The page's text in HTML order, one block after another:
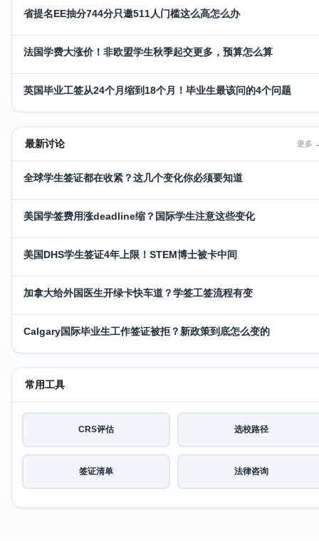
省提名EE抽分744分只邀511人门槛这么高怎么办
法国学费大涨价！非欧盟学生秋季起交更多，预算怎么算
英国毕业工签从24个月缩到18个月！毕业生最该问的4个问题
最新讨论 更多
全球学生签证都在收紧？这几个变化你必须要知道
美国学签费用涨deadline缩？国际学生注意这些变化
美国DHS学生签证4年上限！STEM博士被卡中间
加拿大给外国医生开绿卡快车道？学签工签流程有变
Calgary国际毕业生工作签证被拒？新政策到底怎么变的
常用工具
CRS评估 选校路径
签证清单 法律咨询